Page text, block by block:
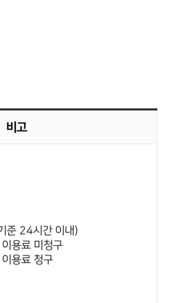
비고
준 24시간 이내)
용료 미청구
용료 청구